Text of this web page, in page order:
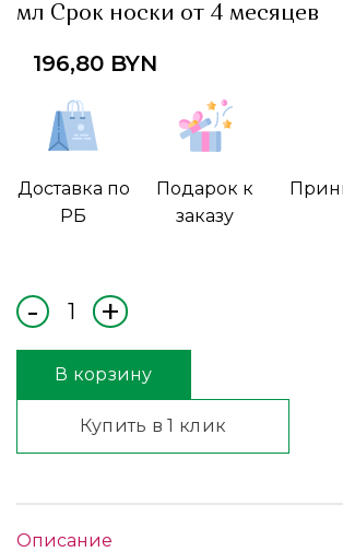
мл Срок носки от 4 месяцев
196,80 BYN
Доставка по
РБ
Подарок к
заказу
В корзину
Купить в 1 клик
Описание